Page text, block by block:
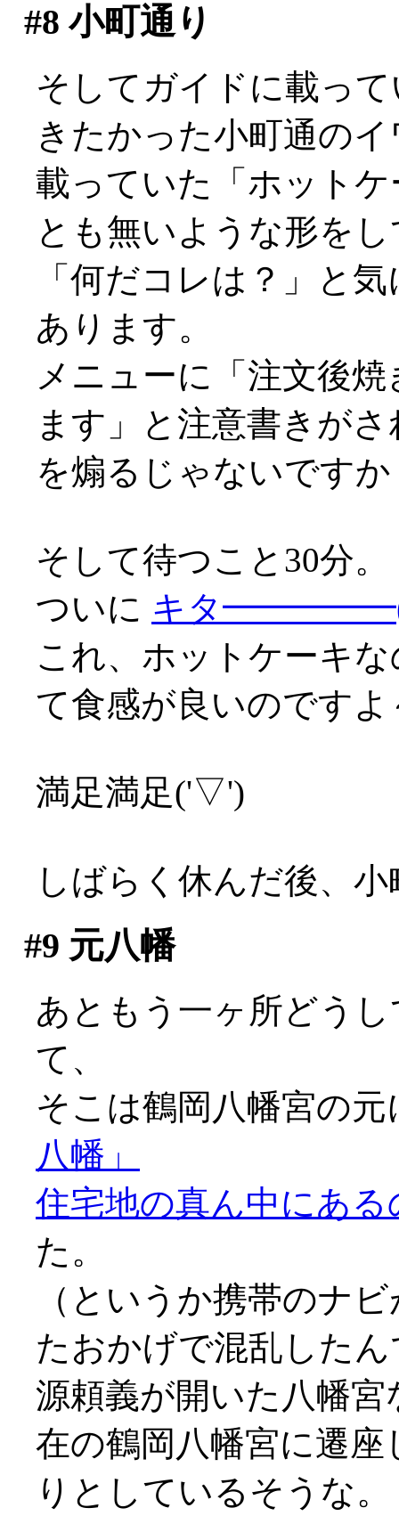
#8 小町通り
そしてガイドに載っ
きたかった小町通の
載っていた「ホット
とも無いような形を
「何だコレは？」と
あります。
メニューに「注文後
ます」と注意書きが
を煽るじゃないです
そして待つこと30分。
ついに キタ━━━━━(
これ、ホットケーキ
て食感が良いのですよ
満足満足('▽')
しばらく休んだ後、
#9 元八幡
あともう一ヶ所どう
て、
そこは鶴岡八幡宮の
八幡」
住宅地の真ん中にある
た。
（というか携帯のナ
たおかげで混乱した
源頼義が開いた八幡
在の鶴岡八幡宮に遷
りとしているそうな。